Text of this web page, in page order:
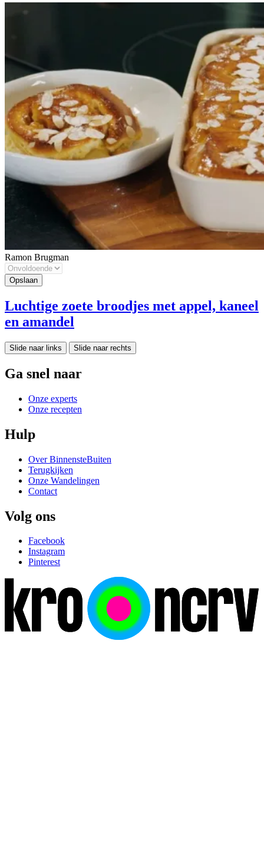
Ramon Brugman
Luchtige zoete broodjes met appel, kaneel
en amandel
Slide naar links Slide naar rechts
Ga snel naar
Onze experts
Onze recepten
Hulp
Over BinnensteBuiten
Terugkijken
Onze Wandelingen
Contact
Volg ons
Facebook
Instagram
Pinterest